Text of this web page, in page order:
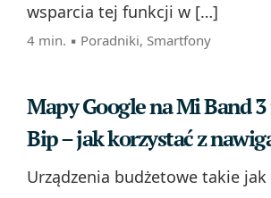
wsparcia tej funkcji w […]
4 min. ▪ Poradniki, Smartfony
Mapy Google na Mi Band
Bip – jak korzystać z
Urządzenia budżetowe takie